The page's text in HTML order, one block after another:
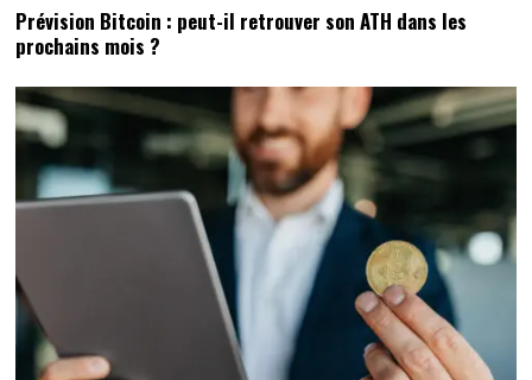
Prévision Bitcoin : peut-il retrouver son ATH dans les
prochains mois ?